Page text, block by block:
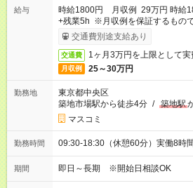
給与
時給1800円 月収例 29万円 時給
+残業5h ※月収例を保証するもの
りサービス利用可（利用条件有）
交通費別途支給あり
交通費 1ヶ月3万円を上限として実
月収例 25～30万円
勤務地
東京都中央区
築地市場駅から徒歩4分 / 築地駅
マスコミ
勤務時間 09:30-18:30（休憩60分）実働8時
期間 即日～長期 ※開始日相談OK